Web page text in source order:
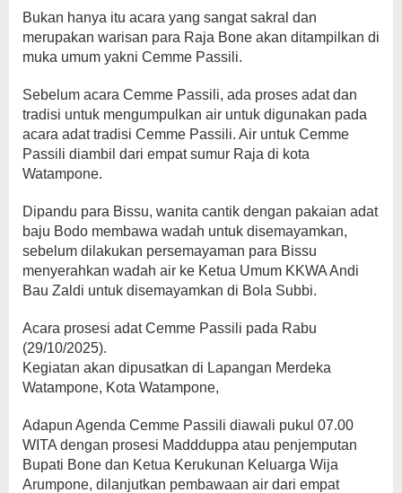
Bukan hanya itu acara yang sangat sakral dan
merupakan warisan para Raja Bone akan ditampilkan di
muka umum yakni Cemme Passili.
Sebelum acara Cemme Passili, ada proses adat dan
tradisi untuk mengumpulkan air untuk digunakan pada
acara adat tradisi Cemme Passili. Air untuk Cemme
Passili diambil dari empat sumur Raja di kota
Watampone.
Dipandu para Bissu, wanita cantik dengan pakaian adat
baju Bodo membawa wadah untuk disemayamkan,
sebelum dilakukan persemayaman para Bissu
menyerahkan wadah air ke Ketua Umum KKWA Andi
Bau Zaldi untuk disemayamkan di Bola Subbi.
Acara prosesi adat Cemme Passili pada Rabu
(29/10/2025).
Kegiatan akan dipusatkan di Lapangan Merdeka
Watampone, Kota Watampone,
Adapun Agenda Cemme Passili diawali pukul 07.00
WITA dengan prosesi Maddduppa atau penjemputan
Bupati Bone dan Ketua Kerukunan Keluarga Wija
Arumpone, dilanjutkan pembawaan air dari empat